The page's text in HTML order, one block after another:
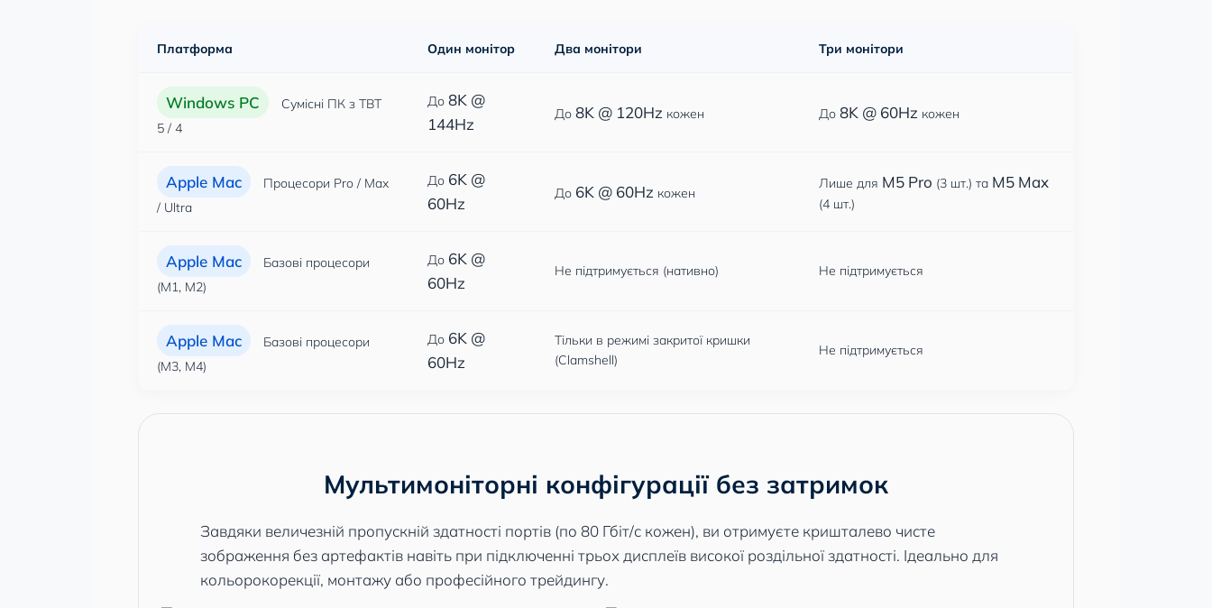
Платформа Один монітор Два монітори Три монітори
Windows PC
Сумісні ПК з TBT
5 / 4
До 8K @
144Hz
До 8K @ 120Hz кожен До 8K @ 60Hz кожен
Apple Mac
Процесори Pro / Max
/ Ultra
До 6K @
60Hz
До 6K @ 60Hz кожен
Лише для M5 Pro (3 шт.) та M5 Max
(4 шт.)
Apple Mac
Базові процесори
(M1, M2)
До 6K @
60Hz
Не підтримується (нативно) Не підтримується
Apple Mac
Базові процесори
(M3, M4)
До 6K @
60Hz
Тільки в режимі закритої кришки
(Clamshell)
Не підтримується
Мультимоніторні конфігурації без затримок
Завдяки величезній пропускній здатності портів (по 80 Гбіт/с кожен), ви отримуєте кришталево чисте
зображення без артефактів навіть при підключенні трьох дисплеїв високої роздільної здатності. Ідеально для
кольорокорекції, монтажу або професійного трейдингу.